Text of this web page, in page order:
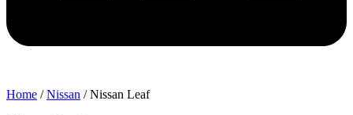
Home /Nissan / Nissan Leaf